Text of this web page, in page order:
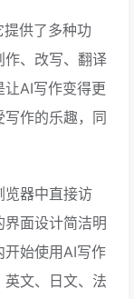
供了多种功
作、改写、翻译
AI写作变得更
作的乐趣，同
览器中直接访
面设计简洁明
开始使用AI写作
文、日文、法